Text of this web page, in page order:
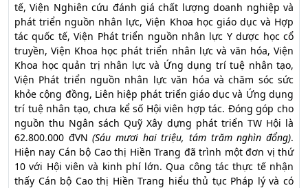
tế, Viện Nghiên cứu đánh giá chất lượng doanh nghiệp và
phát triển nguồn nhân lực, Viện Khoa học giáo dục và Hợp
tác quốc tế, Viện Phát triển nguồn nhân lực Y dược học cổ
truyền, Viện Khoa học phát triển nhân lực và văn hóa, Viện
Khoa học quản trị nhân lực và Ứng dụng trí tuệ nhân tạo,
Viện Phát triển nguồn nhân lực văn hóa và chăm sóc sức
khỏe cộng đồng, Liên hiệp phát triển giáo dục và Ứng dụng
trí tuệ nhân tạo, chưa kể số Hội viên hợp tác. Đóng góp cho
nguồn thu Ngân sách Quỹ Xây dựng phát triển TW Hội là
62.800.000 đVN(Sáu mươi hai triệu, tám trăm nghìn đổng).
Hiện nay Cán bộ Cao thị Hiền Trang đã trình một đơn vị thứ
10 với Hội viên và kinh phí lớn. Qua công tác thực tế nhận
thấy Cán bộ Cao thị Hiền Trang hiểu thủ tục Pháp lý và có